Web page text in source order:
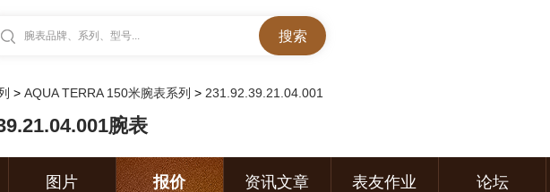
腕表品牌、系列、型号...
> AQUA TERRA 150米腕表系列 > 231.92.39.21.04.001
腕表
图片 报价 资讯文章 表友作业 论坛